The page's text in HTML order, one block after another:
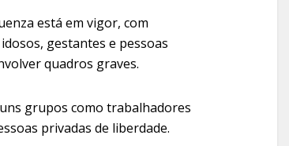
está em vigor, com
gestantes e pessoas
quadros graves.
grupos como trabalhadores
privadas de liberdade.